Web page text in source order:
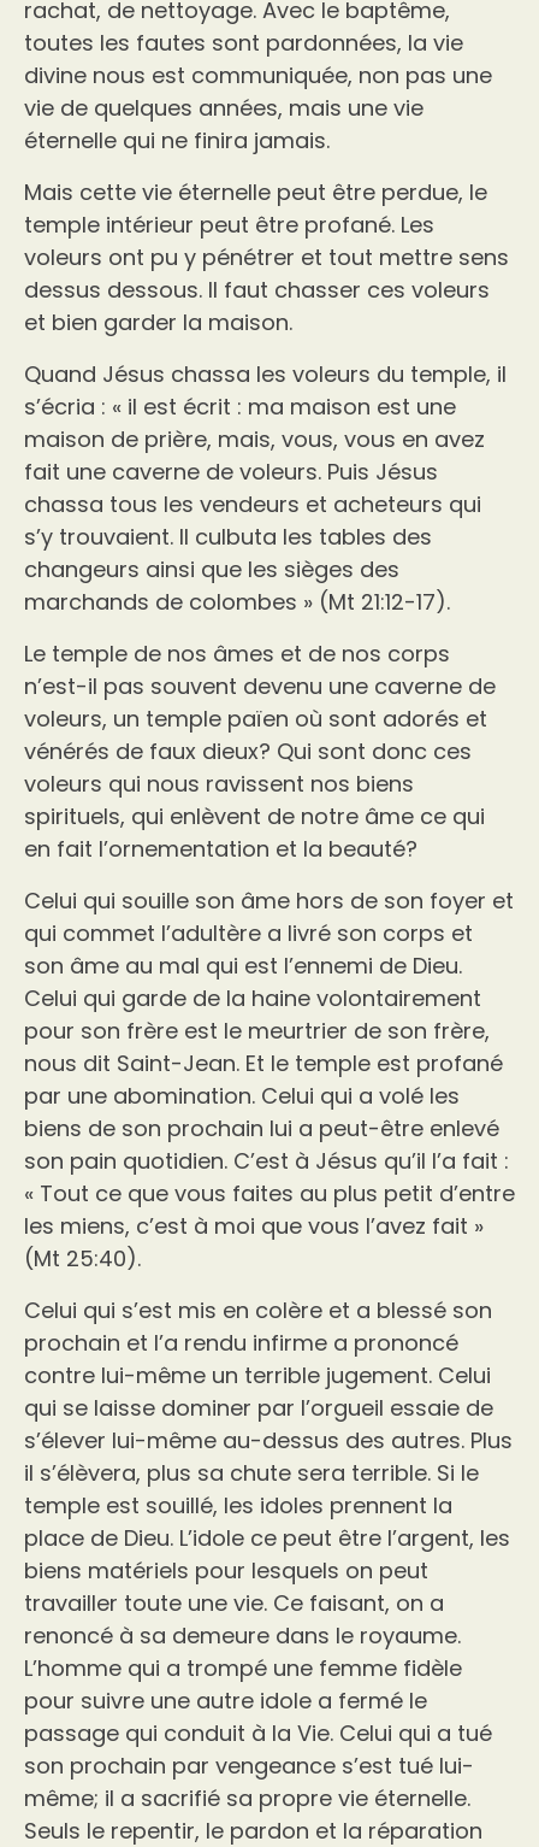
rachat, de nettoyage. Avec le baptême,
toutes les fautes sont pardonnées, la vie
divine nous est communiquée, non pas une
vie de quelques années, mais une vie
éternelle qui ne finira jamais.
Mais cette vie éternelle peut être perdue, le
temple intérieur peut être profané. Les
voleurs ont pu y pénétrer et tout mettre sens
dessus dessous. Il faut chasser ces voleurs
et bien garder la maison.
Quand Jésus chassa les voleurs du temple, il
s’écria : « il est écrit : ma maison est une
maison de prière, mais, vous, vous en avez
fait une caverne de voleurs. Puis Jésus
chassa tous les vendeurs et acheteurs qui
s’y trouvaient. Il culbuta les tables des
changeurs ainsi que les sièges des
marchands de colombes » (Mt 21:12-17).
Le temple de nos âmes et de nos corps
n’est-il pas souvent devenu une caverne de
voleurs, un temple païen où sont adorés et
vénérés de faux dieux? Qui sont donc ces
voleurs qui nous ravissent nos biens
spirituels, qui enlèvent de notre âme ce qui
en fait l’ornementation et la beauté?
Celui qui souille son âme hors de son foyer et
qui commet l’adultère a livré son corps et
son âme au mal qui est l’ennemi de Dieu.
Celui qui garde de la haine volontairement
pour son frère est le meurtrier de son frère,
nous dit Saint-Jean. Et le temple est profané
par une abomination. Celui qui a volé les
biens de son prochain lui a peut-être enlevé
son pain quotidien. C’est à Jésus qu’il l’a fait :
« Tout ce que vous faites au plus petit d’entre
les miens, c’est à moi que vous l’avez fait »
(Mt 25:40).
Celui qui s’est mis en colère et a blessé son
prochain et l’a rendu infirme a prononcé
contre lui-même un terrible jugement. Celui
qui se laisse dominer par l’orgueil essaie de
s’élever lui-même au-dessus des autres. Plus
il s’élèvera, plus sa chute sera terrible. Si le
temple est souillé, les idoles prennent la
place de Dieu. L’idole ce peut être l’argent, les
biens matériels pour lesquels on peut
travailler toute une vie. Ce faisant, on a
renoncé à sa demeure dans le royaume.
L’homme qui a trompé une femme fidèle
pour suivre une autre idole a fermé le
passage qui conduit à la Vie. Celui qui a tué
son prochain par vengeance s’est tué lui-
même; il a sacrifié sa propre vie éternelle.
Seuls le repentir, le pardon et la réparation